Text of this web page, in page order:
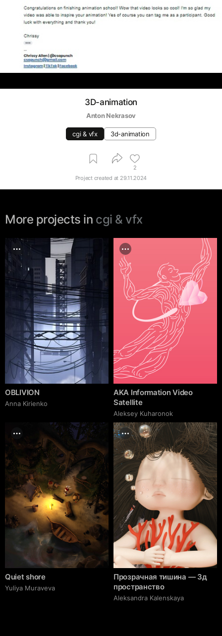
3D-animation
Anton Nekrasov
cgi & vfx 3d-animation
2
Project created at 29.11.2024
More projects in cgi & vfx
OBLIVION
Anna Kirienko
AKA Information Video
Satellite
Aleksey Kuharonok
Quiet shore
Yuliya Muraveva
Прозрачная тишина — 3д
пространство
Aleksandra Kalenskaya